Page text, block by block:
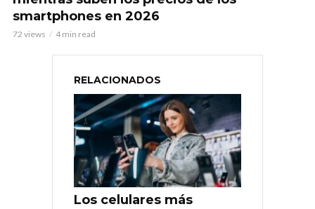
smartphones en 2026
72 views 4 min read
RELACIONADOS
Los celulares más